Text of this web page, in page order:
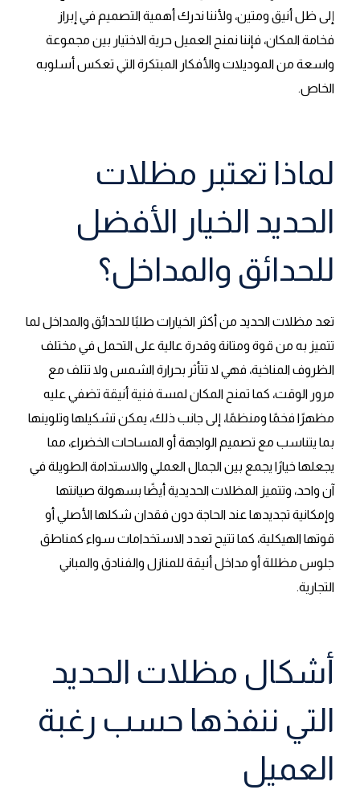
إلى ظل أنيق ومتين، ولأننا ندرك أهمية التصميم في إبراز
فخامة المكان، فإننا نمنح العميل حرية الاختيار بين مجموعة
واسعة من الموديلات والأفكار المبتكرة التي تعكس أسلوبه
الخاص.
لماذا تعتبر مظلات
الحديد الخيار الأفضل
للحدائق والمداخل؟
تعد مظلات الحديد من أكثر الخيارات طلبًا للحدائق والمداخل لما
تتميز به من قوة ومتانة وقدرة عالية على التحمل في مختلف
الظروف المناخية، فهي لا تتأثر بحرارة الشمس ولا تتلف مع
مرور الوقت، كما تمنح المكان لمسة فنية أنيقة تضفي عليه
مظهرًا فخمًا ومنظمًا، إلى جانب ذلك، يمكن تشكيلها وتلوينها
بما يتناسب مع تصميم الواجهة أو المساحات الخضراء، مما
يجعلها خيارًا يجمع بين الجمال العملي والاستدامة الطويلة في
آن واحد، وتتميز المظلات الحديدية أيضًا بسهولة صيانتها
وإمكانية تجديدها عند الحاجة دون فقدان شكلها الأصلي أو
قوتها الهيكلية، كما تتيح تعدد الاستخدامات سواء كمناطق
جلوس مظللة أو مداخل أنيقة للمنازل والفنادق والمباني
التجارية.
أشكال مظلات الحديد
التي ننفذها حسب رغبة
العميل